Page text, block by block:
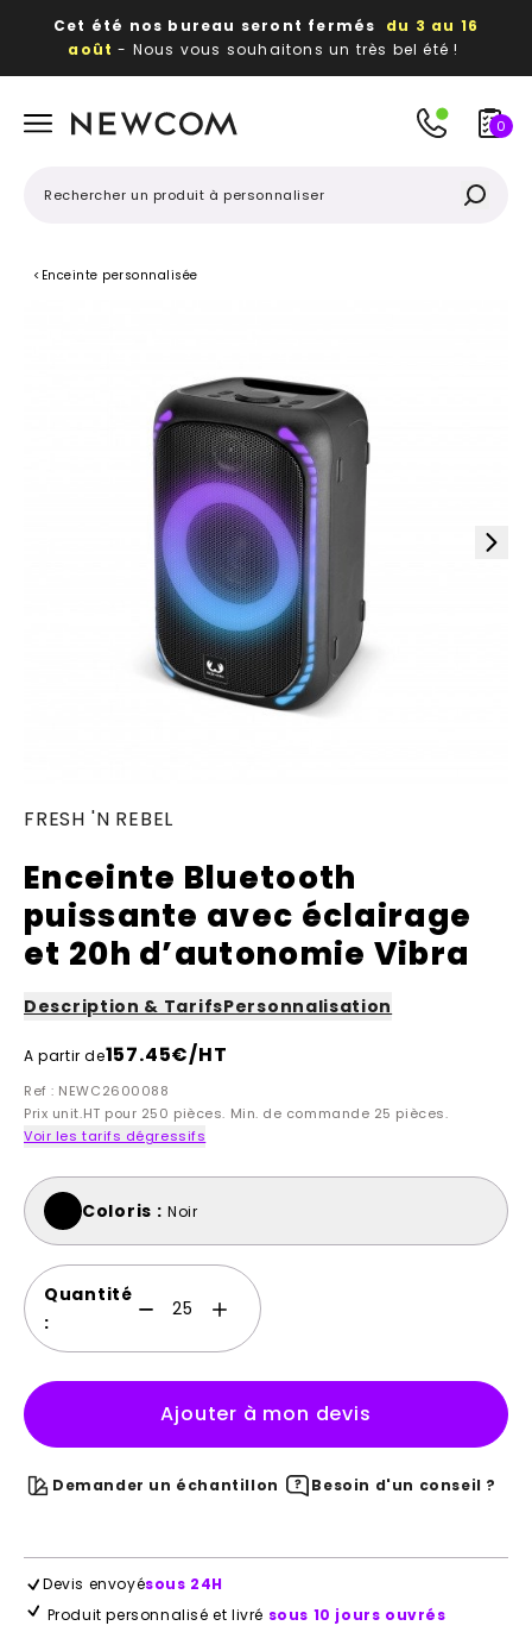
Cet été nos bureau seront fermés du 3 au 16
août - Nous vous souhaitons un très bel été !
publicitaires
0
< Enceinte personnalisée
FRESH 'N REBEL
Enceinte Bluetooth
puissante avec éclairage
et 20h d’autonomie Vibra
Description & TarifsPersonnalisation
A partir de157.45€/HT
Ref : NEWC2600088
Prix unit.HT pour 250 pièces. Min. de commande 25 pièces.
Voir les tarifs dégressifs
Coloris : Noir
Quantité
:
Ajouter à mon devis
Demander un échantillon Besoin d'un conseil ?
Devis envoyésous 24H
Produit personnalisé et livré sous 10 jours ouvrés